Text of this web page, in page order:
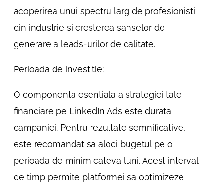
acoperirea unui spectru larg de profesionisti
din industrie si cresterea sanselor de
generare a leads-urilor de calitate.
Perioada de investitie:
O componenta esentiala a strategiei tale
financiare pe LinkedIn Ads este durata
campaniei. Pentru rezultate semnificative,
este recomandat sa aloci bugetul pe o
perioada de minim cateva luni. Acest interval
de timp permite platformei sa optimizeze